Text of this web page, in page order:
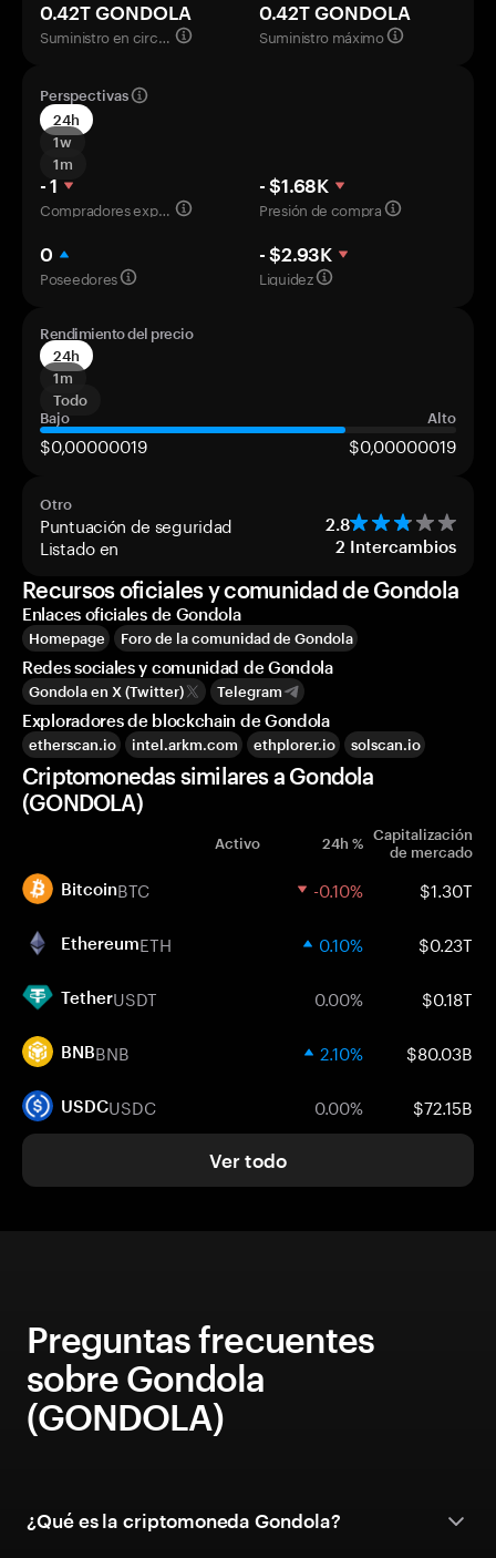
0.42T GONDOLA
Suministro en circulación
0.42T GONDOLA
Suministro máximo
Perspectivas
24h
1w
1m
- 1
Compradores experimentados
- $1.68K
Presión de compra
0
Poseedores
- $2.93K
Liquidez
Rendimiento del precio
24h
1m
Todo
Bajo
Alto
$0,00000019 $0,00000019
Otro
Puntuación de seguridad 2.8
Listado en 2 Intercambios
Recursos oficiales y comunidad de Gondola
Enlaces oficiales de Gondola
Homepage Foro de la comunidad de Gondola
Redes sociales y comunidad de Gondola
Gondola en X (Twitter) Telegram
Exploradores de blockchain de Gondola
etherscan.io intel.arkm.com ethplorer.io solscan.io
Criptomonedas similares a Gondola
(GONDOLA)
Activo 24h % Capitalización
de mercado
BitcoinBTC -0.10% $1.30T
EthereumETH 0.10% $0.23T
TetherUSDT 0.00% $0.18T
BNBBNB 2.10% $80.03B
USDCUSDC 0.00% $72.15B
Ver todo
Preguntas frecuentes
sobre Gondola
(GONDOLA)
¿Qué es la criptomoneda Gondola?